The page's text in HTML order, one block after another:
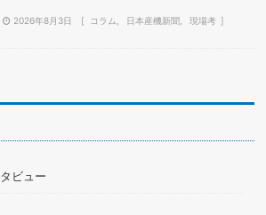
2026年8月3日 コラム 日本産機新聞 現場考
ビュー